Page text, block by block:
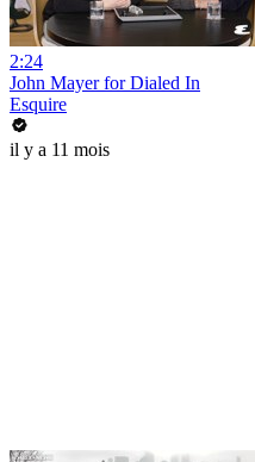
2:24
John Mayer for Dialed In
Esquire
il y a 11 mois